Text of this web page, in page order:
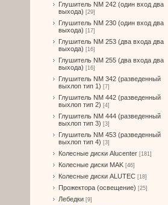
Глушитель NM 242 (один вход два
выхода) [29]
Глушитель NM 230 (один вход два
выхода) [17]
Глушитель NM 253 (два входа два
выхода) [16]
Глушитель NM 255 (два входа два
выхода) [16]
Глушитель NM 342 (разведенный
выхлоп тип 1) [7]
Глушитель NM 442 (разведенный
выхлоп тип 2) [4]
Глушитель NM 444 (разведенный
выхлоп тип 3) [3]
Глушитель NM 453 (разведенный
выхлоп тип 4) [3]
Колесные диски Alucenter [181]
Колесные диски MAK [46]
Колесные диски ALUTEC [18]
Прожектора (освещение) [25]
Лебедки [9]